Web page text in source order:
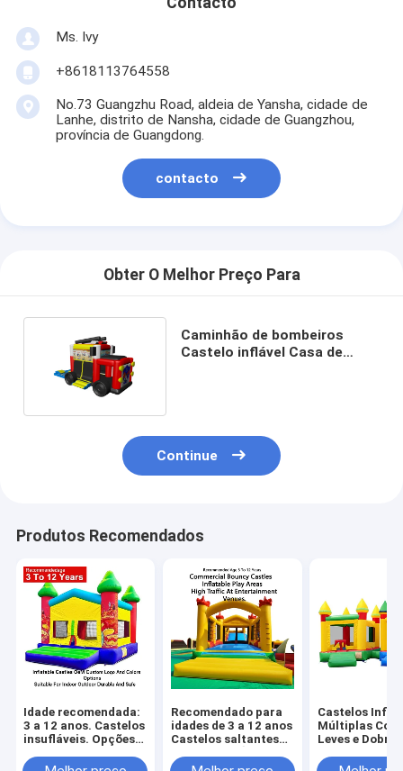
Ms. Ivy
+8618113764558
No.73 Guangzhu Road, aldeia de Yansha, cidade de
Lanhe, distrito de Nansha, cidade de Guangzhou,
província de Guangdong.
contacto
Obter O Melhor Preço Para
Caminhão de bombeiros
Castelo inflável Casa de
Continue
Produtos Recomendados
Idade recomendada:
3 a 12 anos. Castelos
insufláveis. Opções
cores
Recomendado para
idades de 3 a 12 anos
Castelos saltantes
infláveis de jogo
Castelos
Múltiplas
Leves e
Transporte